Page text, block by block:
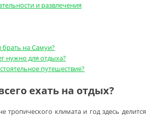
и развлечения
брать на Самуи?
нужно для отдыха?
путешествие?
ехать на отдых?
тропического климата и год здесь делится